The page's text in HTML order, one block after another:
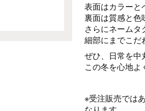
表面はカラーと
裏面は質感と色
さらにネームタ
細部にまでこだ
ぜひ、日常を中
この冬を心地
※受注販売では